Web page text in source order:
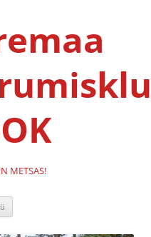
METSAS!